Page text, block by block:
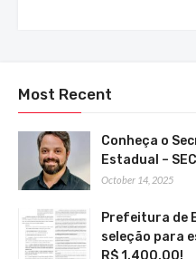
Most Recent
Conheça o
Estadual –
October 14, 2025
Prefeitura de
seleção para
R$ 1.400,00!